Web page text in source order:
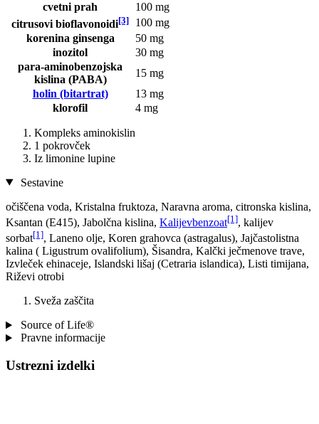
cvetni prah
100 mg
citrusovi bioflavonoidi[3]
100 mg
korenina ginsenga
50 mg
inozitol
30 mg
para-aminobenzojska
kislina (PABA)
15 mg
holin (bitartrat)
13 mg
klorofil
4 mg
Kompleks aminokislin
1 pokrovček
Iz limonine lupine
Sestavine
očiščena voda, Kristalna fruktoza, Naravna aroma, citronska kislina,
Ksantan (E415), Jabolčna kislina, Kalijevbenzoat[1], kalijev
sorbat[1], Laneno olje, Koren grahovca (astragalus), Jajčastolistna
kalina ( Ligustrum ovalifolium), Šisandra, Kalčki ječmenove trave,
Izvleček ehinaceje, Islandski lišaj (Cetraria islandica), Listi timijana,
Riževi otrobi
Sveža zaščita
Source of Life®
Pravne informacije
Ustrezni izdelki